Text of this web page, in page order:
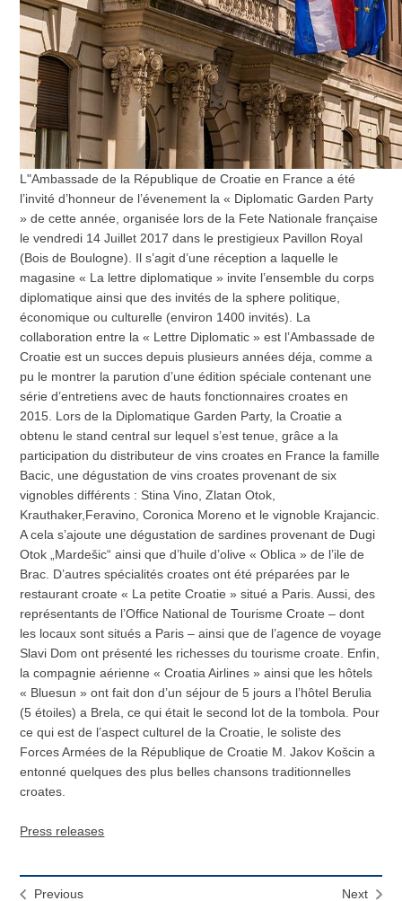
L"Ambassade de la République de Croatie en France a été
l’invité d’honneur de l’évenement la « Diplomatic Garden Party
» de cette année, organisée lors de la Fete Nationale française
le vendredi 14 Juillet 2017 dans le prestigieux Pavillon Royal
(Bois de Boulogne). Il s’agit d’une réception a laquelle le
magasine « La lettre diplomatique » invite l’ensemble du corps
diplomatique ainsi que des invités de la sphere politique,
économique ou culturelle (environ 1400 invités). La
collaboration entre la « Lettre Diplomatic » est l’Ambassade de
Croatie est un succes depuis plusieurs années déja, comme a
pu le montrer la parution d’une édition spéciale contenant une
série d’entretiens avec de hauts fonctionnaires croates en
2015. Lors de la Diplomatique Garden Party, la Croatie a
obtenu le stand central sur lequel s’est tenue, grâce a la
participation du distributeur de vins croates en France la famille
Bacic, une dégustation de vins croates provenant de six
vignobles différents : Stina Vino, Zlatan Otok,
Krauthaker,Feravino, Coronica Moreno et le vignoble Krajancic.
A cela s’ajoute une dégustation de sardines provenant de Dugi
Otok „Mardešic“ ainsi que d’huile d’olive « Oblica » de l’ile de
Brac. D’autres spécialités croates ont été préparées par le
restaurant croate « La petite Croatie » situé a Paris. Aussi, des
représentants de l’Office National de Tourisme Croate – dont
les locaux sont situés a Paris – ainsi que de l’agence de voyage
Slavi Dom ont présenté les richesses du tourisme croate. Enfin,
la compagnie aérienne « Croatia Airlines » ainsi que les hôtels
« Bluesun » ont fait don d’un séjour de 5 jours a l’hôtel Berulia
(5 étoiles) a Brela, ce qui était le second lot de la tombola. Pour
ce qui est de l’aspect culturel de la Croatie, le soliste des
Forces Armées de la République de Croatie M. Jakov Košcin a
entonné quelques des plus belles chansons traditionnelles
croates.
Press releases
Previous
Next